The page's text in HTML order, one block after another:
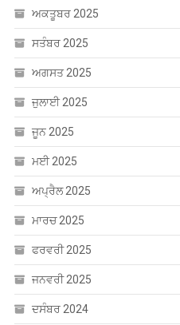
ਜੁਲਾਈ 2025
ਜੂਨ 2025
ਮਈ 2025
ਅਪ੍ਰੈਲ 2025
ਮਾਰਚ 2025
ਫਰਵਰੀ 2025
ਜਨਵਰੀ 2025
ਦਸੰਬਰ 2024
ਨਵੰਬਰ 2024
ਅਕਤੂਬਰ 2024
ਸਤੰਬਰ 2024